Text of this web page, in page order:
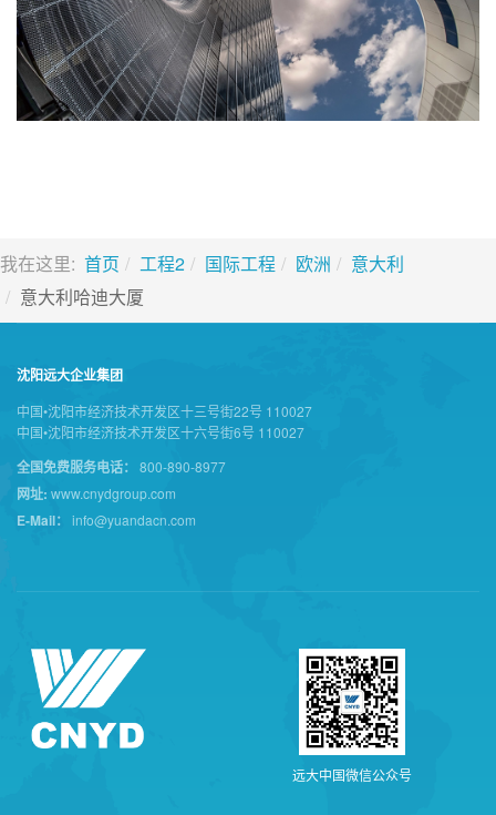
我在这里: 首页 工程2 国际工程 欧洲
意大利
意大利哈迪大厦
沈阳远大企业集团
中国•沈阳市经济技术开发区十三号街22号 110027
中国•沈阳市经济技术开发区十六号街6号 110027
全国免费服务电话： 800-890-8977
网址: www.cnydgroup.com
E-Mail： info@yuandacn.com
远大中 国微信公众号